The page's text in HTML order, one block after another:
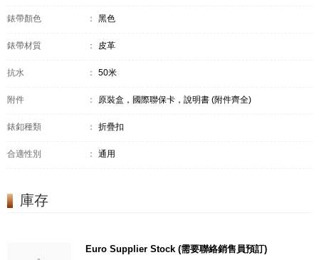
錶帶顏色 ： 黑色
錶帶材質 ： 皮革
抗水 ： 50米
附件 ： 原裝盒，國際聯保卡，說明書 (附件齊全)
錶釦種類 ： 折疊扣
合適性別 ： 通用
庫存
Euro Supplier Stock (需要聯絡銷售員預訂)